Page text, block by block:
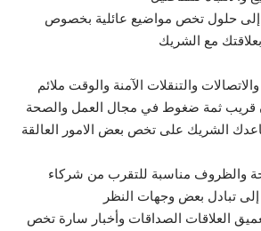
إلى حلول تخص مواضيع عائلية بخصوص
مع الشريك
والتنقلات الآمنة والوقت ملائم
قريب ثمة ضغوط في مجال العمل والصحة
الشريك على تخص بعض الامور العالقة
والظروف مناسبة للتقرب من شركاء
إلى تبادل بعض وجهات النظر
العلاقات الصداقات وأخبار سارة تخص